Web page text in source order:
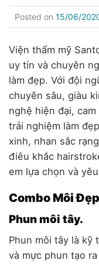
Posted on 15/06/
Viện thẩm mỹ
uy tín và chuyên
làm đẹp. Với đội
chuyên sâu, giàu
nghệ hiện đại,
trải nghiệm làm
xinh, nhan sắc
điêu khắc
em lựa chọn và
Combo Môi
Phun môi tây.
Phun môi tây là kỹ
và mực phun tạo